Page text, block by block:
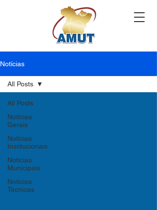
Notícias
All Posts
Notícias
Gerais
Notícias
Institucionais
Notícias
Municipais
Notícias
Técnicas
All Posts